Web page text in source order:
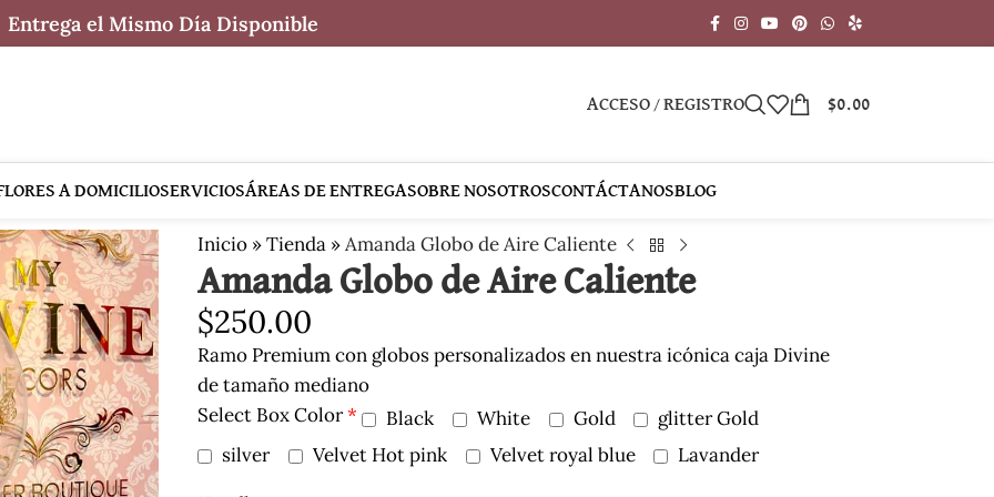
Entrega el Mismo Día Disponible
ACCESO / REGISTRO $0.00
A DOMICILIOSERVICIOSÁREAS DE ENTREGASOBRE NOSOTROSCONTÁCTANOSBLOG
Inicio »Tienda »Amanda Globo de Aire Caliente
Amanda Globo de Aire Caliente
$250.00
Ramo Premium con globos personalizados en nuestra icónica caja Divine
de tamaño mediano
Select Box Color* Black White Gold
glitter Gold
silver
Velvet Hot pink Velvet royal blue
Lavander